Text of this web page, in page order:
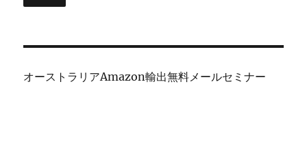
オーストラリアAmazon輸出無料メールセミナー